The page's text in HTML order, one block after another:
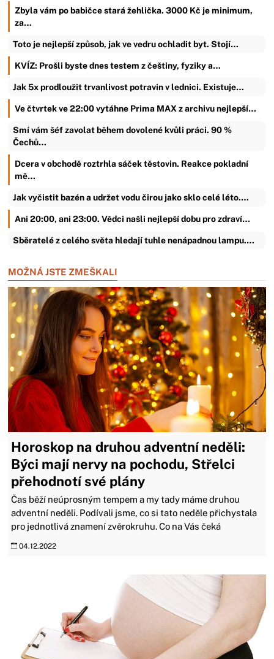
Zbyla vám po babičce stará žehlička. 3000 Kč je minimum,
za…
Toto je nejlepší způsob, jak ve vedru ochladit byt. Stojí…
KVÍZ: Prošli byste dnes testem z češtiny, fyziky a…
Jak 5x prodloužit trvanlivost potravin v lednici. Existuje…
Ve čtvrtek ve 22:00 vytáhne Prima MAX z archivu nejlepší…
Smí vám šéf zavolat během dovolené kvůli práci. 90 %
Čechů…
Dcera v obchodě roztrhla sáček těstovin. Reakce pokladní
mě…
Jak vyčistit bazén a udržet vodu čirou jako sklo celé léto.…
Ani 20:00, ani 23:00. Vědci našli nejlepší dobu pro zdraví…
Sběratelé z celého světa hledají tuhle nenápadnou lampu.…
MOŽNÁ JSTE ZMEŠKALI
Horoskop na druhou adventní neděli:
Býci mají nervy na pochodu, Střelci
přehodnotí své plány
Čas běží neúprosným tempem a my tady máme druhou
adventní neděli. Podívali jsme, co si tato neděle přichystala
pro jednotlivá znamení zvěrokruhu. Co na Vás čeká
04.12.2022